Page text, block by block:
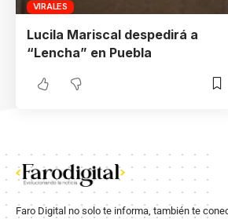
VIRALES
Lucila Mariscal despedirá a
“Lencha” en Puebla
Faro Digital no solo te informa, también te